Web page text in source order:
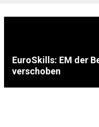
EuroSkills: EM der
verschoben